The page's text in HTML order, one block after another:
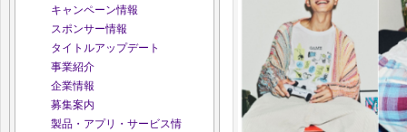
キャンペーン情報
スポンサー情報
タイトルアップデート
事業紹介
企業情報
募集案内
製品・アプリ・サービス情